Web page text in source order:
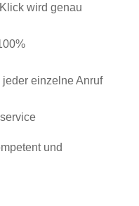
wird genau
einzelne Anruf
und